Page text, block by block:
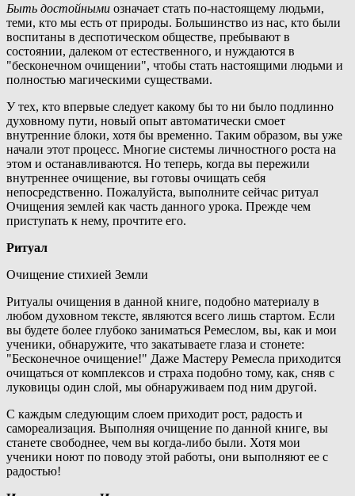
Быть достойными означает стать по-настоящему людьми,
теми, кто мы есть от природы. Большинство из нас, кто были
воспитаны в деспотическом обществе, пребывают в
состоянии, далеком от естественного, и нуждаются в
"бесконечном очищении", чтобы стать настоящими людьми и
полностью магическими существами.
У тех, кто впервые следует какому бы то ни было подлинно
духовному пути, новый опыт автоматически смоет
внутренние блоки, хотя бы временно. Таким образом, вы уже
начали этот процесс. Многие системы личностного роста на
этом и останавливаются. Но теперь, когда вы пережили
внутреннее очищение, вы готовы очищать себя
непосредственно. Пожалуйста, выполните сейчас ритуал
Очищения землей как часть данного урока. Прежде чем
приступать к нему, прочтите его.
Ритуал
Очищение стихией Земли
Ритуалы очищения в данной книге, подобно материалу в
любом духовном тексте, являются всего лишь стартом. Если
вы будете более глубоко заниматься Ремеслом, вы, как и мои
ученики, обнаружите, что закатываете глаза и стонете:
"Бесконечное очищение!" Даже Мастеру Ремесла приходится
очищаться от комплексов и страха подобно тому, как, сняв с
луковицы один слой, мы обнаруживаем под ним другой.
С каждым следующим слоем приходит рост, радость и
самореализация. Выполняя очищение по данной книге, вы
станете свободнее, чем вы когда-либо были. Хотя мои
ученики ноют по поводу этой работы, они выполняют ее с
радостью!